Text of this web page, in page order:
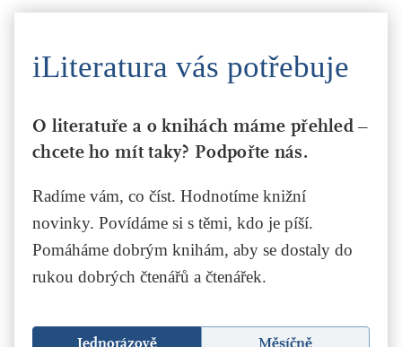
iLiteratura vás potřebuje
O literatuře a o knihách máme přehled –
chcete ho mít taky? Podpořte nás.
Radíme vám, co číst. Hodnotíme knižní
novinky. Povídáme si s těmi, kdo je píší.
Pomáháme dobrým knihám, aby se dostaly do
rukou dobrých čtenářů a čtenářek.
Jednorázově Měsíčně